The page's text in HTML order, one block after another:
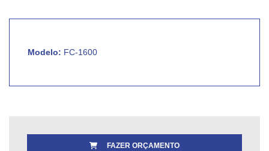
Modelo: FC-1600
FAZER ORÇAMENTO